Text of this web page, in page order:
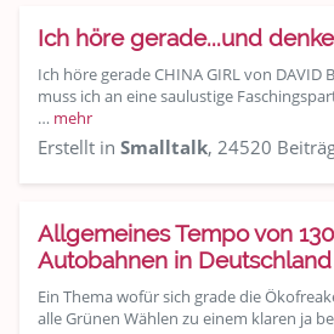
Ich höre gerade...und
Ich höre gerade CHINA GIRL von DAVID
muss ich an eine saulustige
… mehr
Erstellt in Smalltalk, 24520
Allgemeines Tempo von
Autobahnen in Deutschland
Ein Thema wofür sich grade die
alle Grünen Wählen zu einem klaren ja